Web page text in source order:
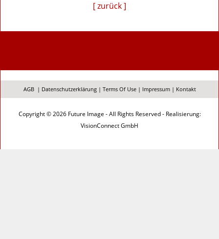
[ zurück ]
AGB | Datenschutzerklärung| Terms Of Use| Impressum| Kontakt
Copyright © 2026 Future Image - All Rights Reserved - Realisierung:
VisionConnect GmbH